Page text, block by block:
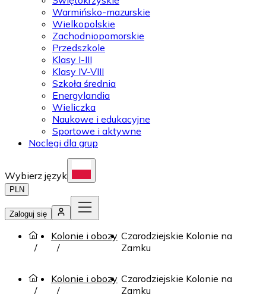
Warmińsko-mazurskie
Wielkopolskie
Zachodniopomorskie
Przedszkole
Klasy I-III
Klasy IV-VIII
Szkoła średnia
Energylandia
Wieliczka
Naukowe i edukacyjne
Sportowe i aktywne
Noclegi dla grup
Wybierz język
PLN
Zaloguj się
Kolonie i obozy Czarodziejskie Kolonie na
Zamku
Kolonie i obozy Czarodziejskie Kolonie na
Zamku